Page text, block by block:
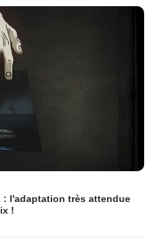
l'adaptation très attendue
!